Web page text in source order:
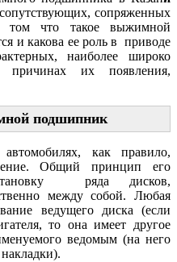
сопряженных
том что такое выжимной
и какова ее роль в приводе
наиболее широко
причинах их появления,
подшипник
как правило,
Общий принцип его
ряда дисков,
между собой. Любая
ведущего диска (если
то она имеет другое
ведомым (на него